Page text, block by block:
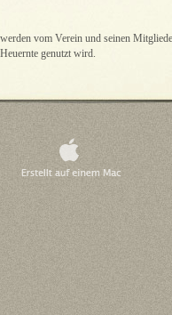
vom Verein und seinen
genutzt wird.